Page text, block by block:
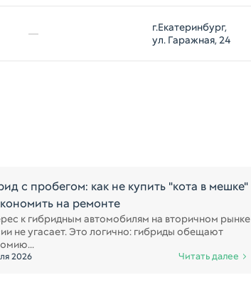
—
г.Екатеринбург,
ул. Гаражная, 24
с пробегом: как не купить "кота в мешке"
на ремонте
к гибридным автомобилям на вторичном рынке
не угасает. Это логично: гибриды обещают
2026 Читать далее